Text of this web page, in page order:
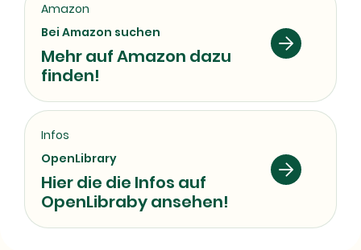
Amazon
Bei Amazon suchen
Mehr auf Amazon dazu
finden!
Infos
OpenLibrary
Hier die die Infos auf
OpenLibraby ansehen!